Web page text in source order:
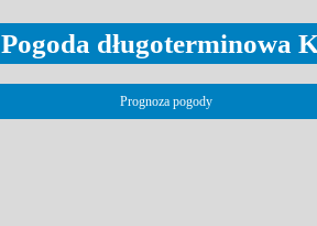
Pogoda długoterminowa
Prognoza pogody